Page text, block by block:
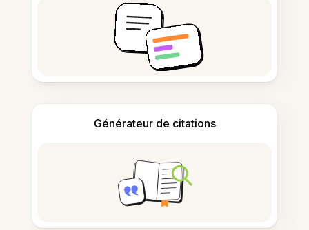
Générateur de citations